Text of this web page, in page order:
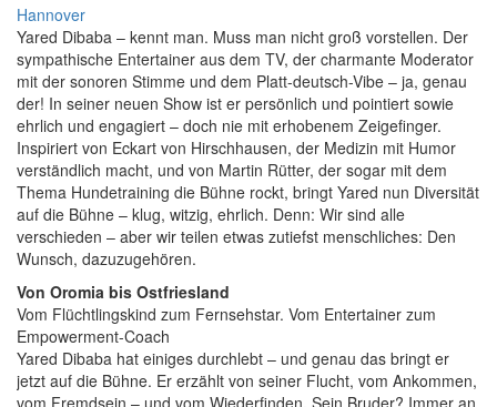
Hannover
Yared Dibaba – kennt man. Muss man nicht groß vorstellen. Der
sympathische Entertainer aus dem TV, der charmante Moderator
mit der sonoren Stimme und dem Platt-deutsch-Vibe – ja, genau
der! In seiner neuen Show ist er persönlich und pointiert sowie
ehrlich und engagiert – doch nie mit erhobenem Zeigefinger.
Inspiriert von Eckart von Hirschhausen, der Medizin mit Humor
verständlich macht, und von Martin Rütter, der sogar mit dem
Thema Hundetraining die Bühne rockt, bringt Yared nun Diversität
auf die Bühne – klug, witzig, ehrlich. Denn: Wir sind alle
verschieden – aber wir teilen etwas zutiefst menschliches: Den
Wunsch, dazuzugehören.
Von Oromia bis Ostfriesland
Vom Flüchtlingskind zum Fernsehstar. Vom Entertainer zum
Empowerment-Coach
Yared Dibaba hat einiges durchlebt – und genau das bringt er
jetzt auf die Bühne. Er erzählt von seiner Flucht, vom Ankommen,
vom Fremdsein – und vom Wiederfinden. Sein Bruder? Immer an